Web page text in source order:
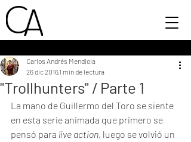
"Trollhunters" / Parte 1
Carlos Andrés Mendiola
26 dic 20161 min de lectura
La mano de Guillermo del Toro se siente
en esta serie animada que primero se
pensó para live action, luego se volvió un